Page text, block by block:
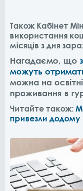
Також Кабінет
використання
місяців з дня
Нагадаємо, що
можуть отримати
можна на
проживання в
Читайте також:
привезли додому